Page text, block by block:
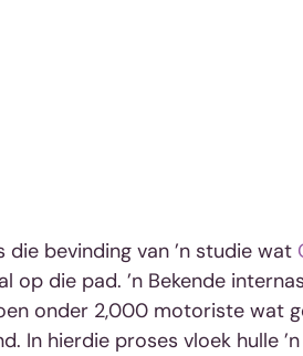
bevinding van ’n studie wat
die pad. ’n Bekende
onder 2,000 motoriste wat
hierdie proses vloek hulle ’n